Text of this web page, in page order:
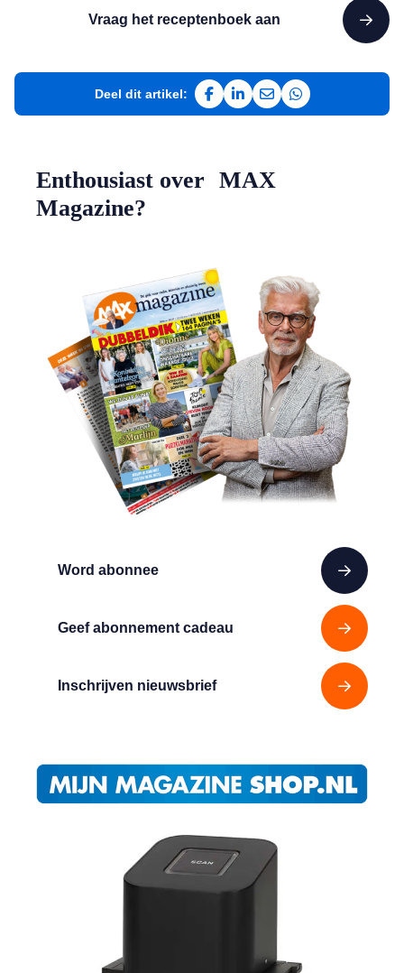
Vraag het receptenboek aan
Deel dit artikel:
Deel op Facebook
Deel op LinkedIn
Deel via e-mail
Deel via
Word abonnee
Geef abonnement cadeau
Inschrijven nieuwsbrief
Enthousiast over MAX
Magazine?